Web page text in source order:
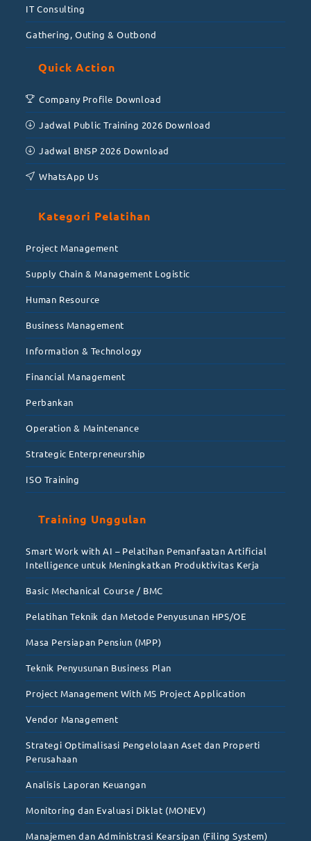
IT Consulting
Gathering, Outing & Outbond
Quick Action
Company Profile Download
Jadwal Public Training 2026 Download
Jadwal BNSP 2026 Download
WhatsApp Us
Kategori Pelatihan
Project Management
Supply Chain & Management Logistic
Human Resource
Business Management
Information & Technology
Financial Management
Perbankan
Operation & Maintenance
Strategic Enterpreneurship
ISO Training
Training Unggulan
Smart Work with AI – Pelatihan Pemanfaatan Artificial
Intelligence untuk Meningkatkan Produktivitas Kerja
Basic Mechanical Course / BMC
Pelatihan Teknik dan Metode Penyusunan HPS/OE
Masa Persiapan Pensiun (MPP)
Teknik Penyusunan Business Plan
Project Management With MS Project Application
Vendor Management
Strategi Optimalisasi Pengelolaan Aset dan Properti
Perusahaan
Analisis Laporan Keuangan
Monitoring dan Evaluasi Diklat (MONEV)
Manajemen dan Administrasi Kearsipan (Filing System)